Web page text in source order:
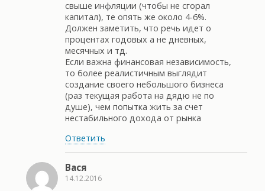
свыше инфляции (чтобы не сгорал
капитал), те опять же около 4-6%.
Должен заметить, что речь идет о
процентах годовых а не дневных,
месячных и тд.
Если важна финансовая независимость,
то более реалистичным выглядит
создание своего небольшого бизнеса
(раз текущая работа на дядю не по
душе), чем попытка жить за счет
нестабильного дохода от рынка
Ответить
Вася
14.12.2016